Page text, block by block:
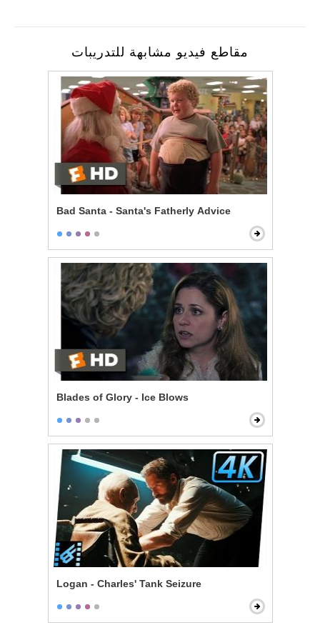
مقاطع فيديو مشابهة للتدريبات
Bad Santa - Santa's Fatherly Advice
Blades of Glory - Ice Blows
Logan - Charles' Tank Seizure